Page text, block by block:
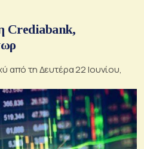
Crediabank,
από τη Δευτέρα 22 Ιουνίου,